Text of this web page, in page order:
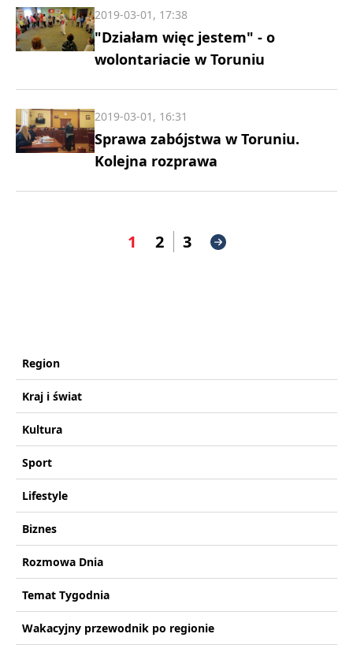
"Działam więc jestem" - o
wolontariacie w Toruniu
2019-03-01, 17:38
Sprawa zabójstwa w Toruniu.
Kolejna rozprawa
2019-03-01, 16:31
1 2 3
Region
Kraj i świat
Kultura
Sport
Lifestyle
Biznes
Rozmowa Dnia
Temat Tygodnia
Wakacyjny przewodnik po regionie